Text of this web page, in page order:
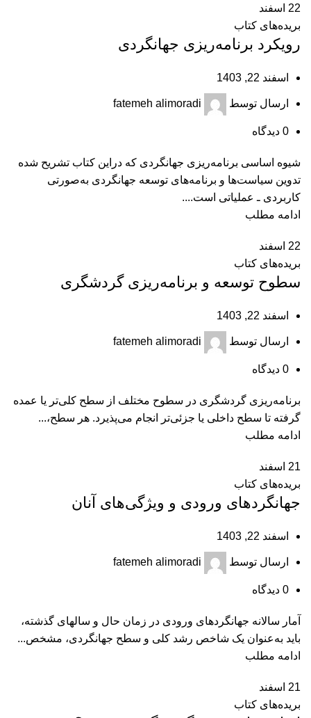
22 اسفند
بریده‌های کتاب
رویکرد برنامه‌‏ریزی جهانگردی
اسفند 22, 1403
ارسال توسط fatemeh alimoradi
0 دیدگاه
شیوه اساسی برنامه‌ریزی جهانگردی که دراین کتاب تشریح شده
تدوین سیاست‌ها و برنامه‌های توسعه جهانگردی به‏‌صورتی
کاربردی ـ عملیاتی است....
ادامه مطلب
22 اسفند
بریده‌های کتاب
سطوح توسعه و برنامه‌ریزی گردشگری
اسفند 22, 1403
ارسال توسط fatemeh alimoradi
0 دیدگاه
برنامه‌ریزی گردشگری در سطوح مختلف از سطح کلی‌تر یا عمده
گرفته تا سطح داخلی یا جزئی‌تر انجام می‌پذیرد. هر سطح،...
ادامه مطلب
21 اسفند
بریده‌های کتاب
جهانگردهای ورودی و ویژگی‌های آنان
اسفند 22, 1403
ارسال توسط fatemeh alimoradi
0 دیدگاه
آمار سالانه جهانگردهای ورودی در زمان حال و سال‎های گذشته،
باید به‌عنوان یک شاخص رشد کلی و سطح جهانگردی، مشخص...
ادامه مطلب
21 اسفند
بریده‌های کتاب